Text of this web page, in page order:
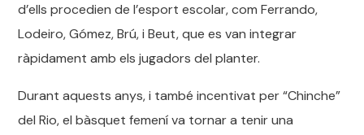
d’ells procedien de l’esport escolar, com Ferrando,
Lodeiro, Gómez, Brú, i Beut, que es van integrar
ràpidament amb els jugadors del planter.
Durant aquests anys, i també incentivat per “Chinche”
del Rio, el bàsquet femení va tornar a tenir una